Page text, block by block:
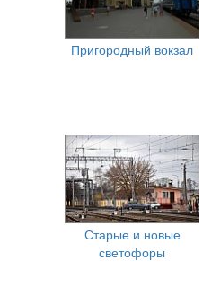
Пригородный вокзал
Старые и новые
светофоры